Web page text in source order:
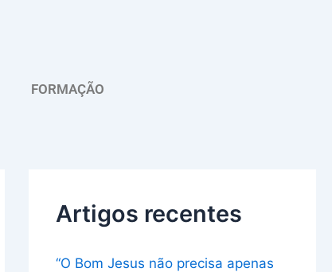
FORMAÇÃO
Artigos recentes
“O Bom Jesus não precisa apenas
u